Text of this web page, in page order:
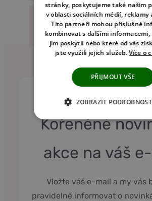
Reference
Kořeněné
akce na váš
Vložte váš e-mail a my vás
pravidelně informovat o
stránky, poskytujeme také našim
v oblasti sociálních médií, reklamy
Tito partneři mohou příslušné
kombinovat s dalšími
jim poskytli nebo které od vás
jste využili jejich služeb.Více o
PŘIJMOUT VŠE
ZOBRAZIT
NEZBYTNĚ NUTNÉ
NEZAŘAZENÉ COOKIES